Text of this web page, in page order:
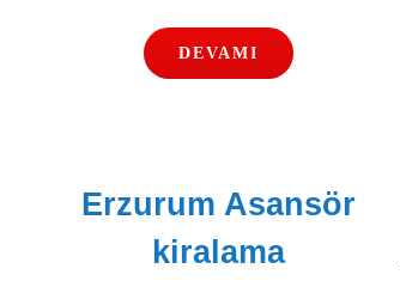
DEVAMI
Erzurum Asansör
kiralama